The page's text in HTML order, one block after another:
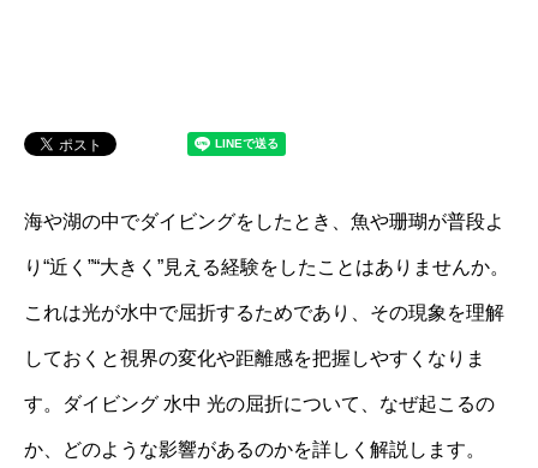
海や湖の中でダイビングをしたとき、魚や珊瑚が普段よ
り“近く”“大きく”見える経験をしたことはありませんか。
これは光が水中で屈折するためであり、その現象を理解
しておくと視界の変化や距離感を把握しやすくなりま
す。ダイビング 水中 光の屈折について、なぜ起こるの
か、どのような影響があるのかを詳しく解説します。